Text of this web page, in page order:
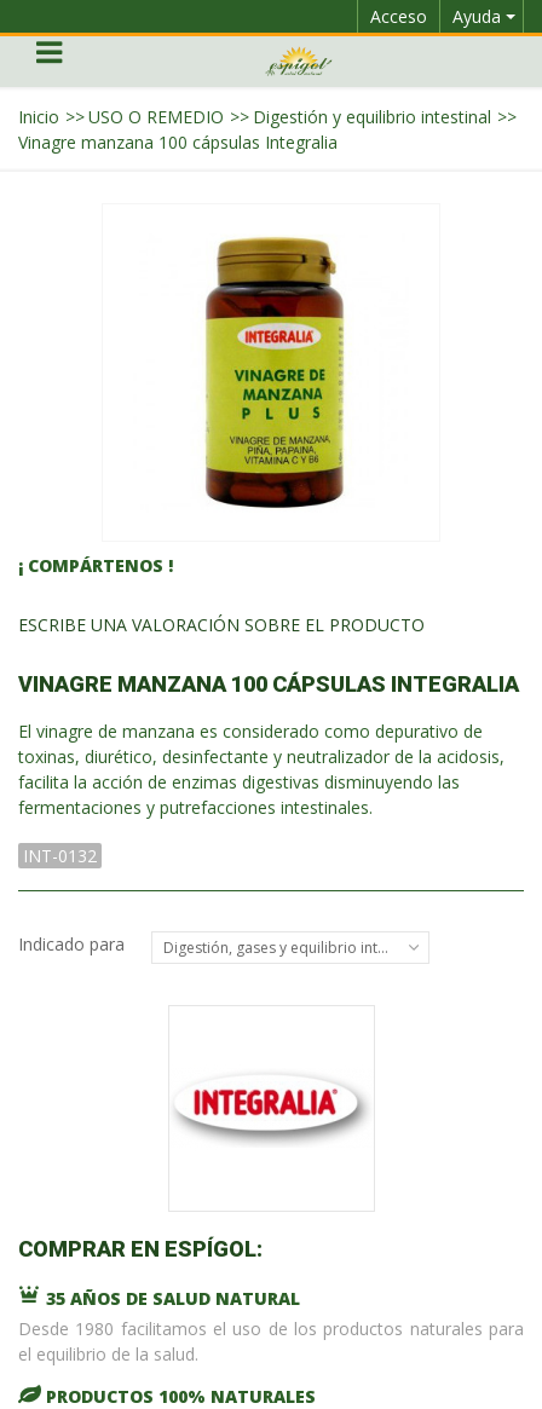
Ayuda
Acceso
Inicio >>USO O REMEDIO >> Digestión y equilibrio intestinal >>
Vinagre manzana 100 cápsulas Integralia
¡ COMPÁRTENOS !
ESCRIBE UNA VALORACIÓN SOBRE EL PRODUCTO
VINAGRE MANZANA 100 CÁPSULAS INTEGRALIA
El vinagre de manzana es considerado como depurativo de
toxinas, diurético, desinfectante y neutralizador de la acidosis,
facilita la acción de enzimas digestivas disminuyendo las
fermentaciones y putrefacciones intestinales.
INT-0132
Indicado para Digestión, gases y equilibrio intestinal
COMPRAR EN ESPÍGOL:
35 AÑOS DE SALUD NATURAL
Desde 1980 facilitamos el uso de los productos naturales para
el equilibrio de la salud.
PRODUCTOS 100% NATURALES